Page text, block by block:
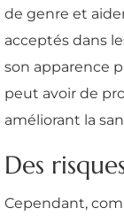
de genre et
acceptés dans
son apparence
peut avoir de
améliorant la
Des
Cependant,